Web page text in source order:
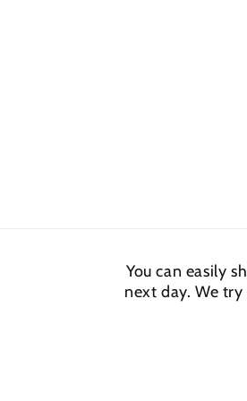
You can easily
next day. We